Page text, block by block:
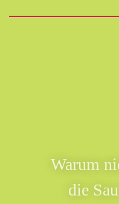
Warum
die